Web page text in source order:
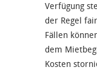
Verfügung
der Regel
Fällen
dem
Kosten